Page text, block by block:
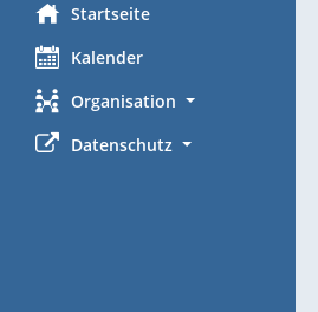
Startseite
Kalender
Organisation
Datenschutz